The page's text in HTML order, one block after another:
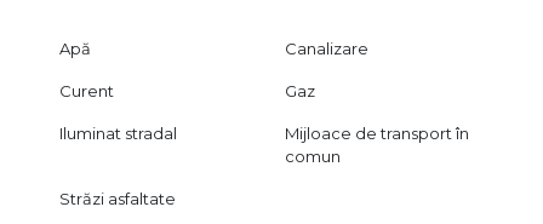
Apă Canalizare
Curent Gaz
Iluminat stradal
Mijloace de transport în
comun
Străzi asfaltate